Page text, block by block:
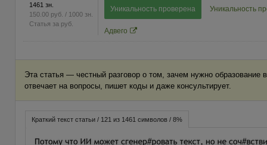
1461 зн.
150.00 руб. / 1000 зн.
Статья за руб.
Уникальность проверена Уникальность
Адвего
Эта статья — честный разговор о том, зачем нужно образование
отвечает на вопросы, пишет коды и даже консультирует.
Краткий текст статьи / 121 из 1461 символов / 8%